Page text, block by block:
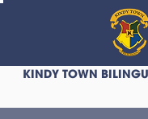
KINDY TOWN